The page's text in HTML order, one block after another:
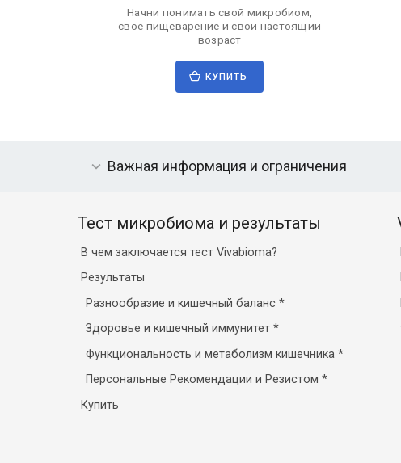
Начни понимать свой микробиом,
свое пищеварение и свой настоящий
возраст
КУПИТЬ
Важная информация и ограничения
Тест микробиома и результаты
В чем заключается тест Vivabioma?
Результаты
Разнообразие и кишечный баланс *
Здоровье и кишечный иммунитет *
Функциональность и метаболизм кишечника *
Персональные Рекомендации и Резистом *
Купить